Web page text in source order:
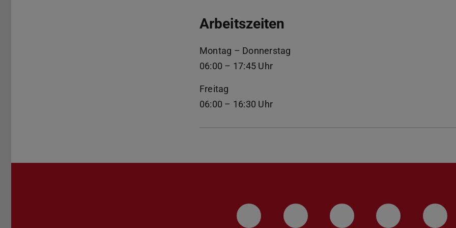
Arbeitszeiten
Montag – Donnerstag
06:00 – 17:45 Uhr
Freitag
06:00 – 16:30 Uhr
LinkedIn-Seite der TU Darmstadt
Instagram-Kanal der TU
Bluesky-Kanal